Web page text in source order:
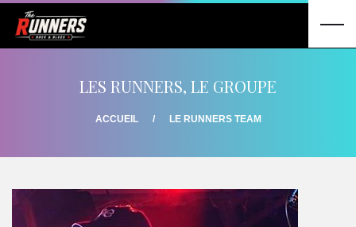
LES RUNNERS, LE GROUPE
ACCUEIL LE RUNNERS TEAM